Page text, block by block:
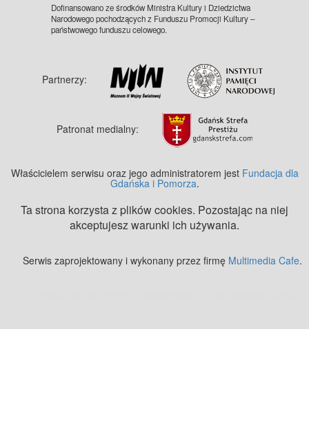
Dofinansowano ze środków Ministra Kultury i Dziedzictwa
Narodowego pochodzących z Funduszu Promocji Kultury –
państwowego funduszu celowego.
Partnerzy:
Patronat medialny:
Właścicielem serwisu oraz jego administratorem jest Fundacja dla
Gdańska i Pomorza.
Ta strona korzysta z plików cookies. Pozostając na niej
akceptujesz warunki ich używania.
Serwis zaprojektowany i wykonany przez firmę Multimedia Cafe.